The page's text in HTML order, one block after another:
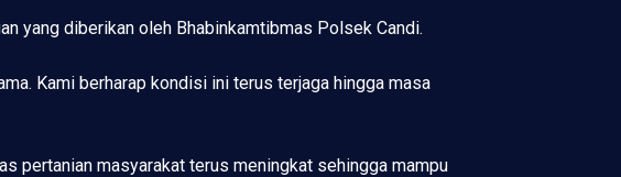
yang diberikan oleh Bhabinkamtibmas Polsek Candi.
Kami berharap kondisi ini terus terjaga hingga masa
pertanian masyarakat terus meningkat sehingga mampu